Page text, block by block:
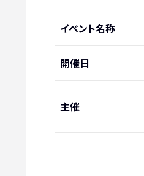
イベント名称
開催日
主催